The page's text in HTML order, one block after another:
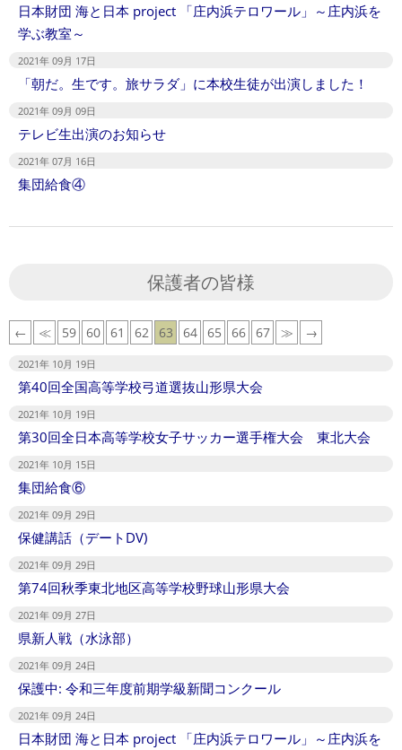
日本財団 海と日本 project 「庄内浜テロワール」～庄内浜を
学ぶ教室～
2021年 09月 17日
「朝だ。生です。旅サラダ」に本校生徒が出演しました！
2021年 09月 09日
テレビ生出演のお知らせ
2021年 07月 16日
集団給食④
保護者の皆様
← ≪ 59 60 61 62 63 64 65 66 67 ≫ →
2021年 10月 19日
第40回全国高等学校弓道選抜山形県大会
2021年 10月 19日
第30回全日本高等学校女子サッカー選手権大会 東北大会
2021年 10月 15日
集団給食⑥
2021年 09月 29日
保健講話（デートDV)
2021年 09月 29日
第74回秋季東北地区高等学校野球山形県大会
2021年 09月 27日
県新人戦（水泳部）
2021年 09月 24日
保護中: 令和三年度前期学級新聞コンクール
2021年 09月 24日
日本財団 海と日本 project 「庄内浜テロワール」～庄内浜を